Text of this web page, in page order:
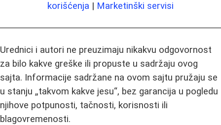
korišćenja | Marketinški servisi
Urednici i autori ne preuzimaju nikakvu odgovornost
za bilo kakve greške ili propuste u sadržaju ovog
sajta. Informacije sadržane na ovom sajtu pružaju se
u stanju „takvom kakve jesu“, bez garancija u pogledu
njihove potpunosti, tačnosti, korisnosti ili
blagovremenosti.